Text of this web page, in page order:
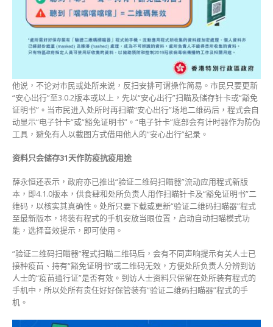
他说，不论对市民或处所来说，反扫安排可谓操作简易。市民只要更新
“安心出行”至3.0.2版本或以上，先以“安心出行”扫瞄及储存针卡或“豁免
证明书”。当市民进入处所时再扫瞄“安心出行”场地二维码后，程式会自
动显示“电子针卡”或“豁免证明书”。“电子针卡”底部会有计时器作为防伪
工具，避免有人以截图方式借用他人的“安心出行”纪录。
资料只会储存31天作防疫抗疫用途
薛永恒还表示，政府亦已推出“验证二维码扫瞄器”流动应用程式新版
本，即4.1.0版本，供食肆和处所负责人用作扫瞄针卡及“豁免证明书”二
维码，以核实其真确性。处所只要下载或更新“验证二维码扫瞄器”程式
至最新版本，将装有程式的手机安放当眼位置，启动自动扫瞄模式功
能，选择音效提示，即可使用。
“验证二维码扫瞄器”程式扫瞄二维码后，会有不同声响提示有关人士已
接种疫苗、持有“豁免证明书”或二维码无效，方便处所负责人分辨到访
人士的“疫苗通行证”是否有效。到访人士资料只保留在处所装有程式的
手机中，所以处所有责任好好保管装有“验证二维码扫瞄器”程式的手
机。